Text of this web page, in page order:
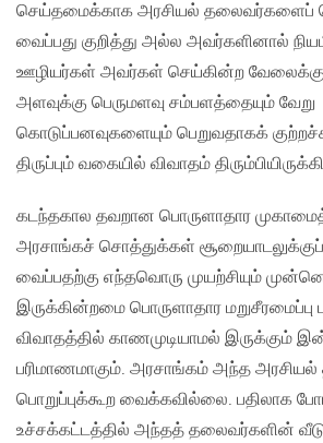
செய்தமைக்காக அரசியல் தலைவர்களைப்
வைப்பது குறித்து அல்ல அவர்களினால்
ஊழியர்கள் அவர்கள் செய்கின்ற
அளவுக்கு பெருமளவு சம்பளத்தையும் வேறு
கொடுப்பனவுகளையும் பெறுவதாகக்
திருப்பும் வகையில் விவாதம்
கடந்தகால தவறான பொருளாதார
அரசாங்கச் சொத்துக்கள் சூறையாடலுக்குப்
வைப்பதற்கு எந்தவொரு முயற்சியும்
இருக்கின்றமை பொருளாதார
விவாதத்தில் காணமுடியாமல் இருக்கும்
பரிமாணமாகும். அரசாங்கம் அந்த
பொறுப்புக்கூற வைக்கவில்லை. பதிலாக
உச்சக்கட்டத்தில் அந்தத் தலைவர்களின்